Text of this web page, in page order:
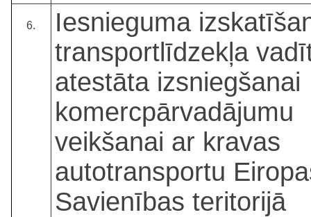
6.
Iesnieguma
transportlīdzekļa
atestāta izsniegšanai
komercpārvadājumu
veikšanai ar kravas
autotransportu
Savienības teritorijā